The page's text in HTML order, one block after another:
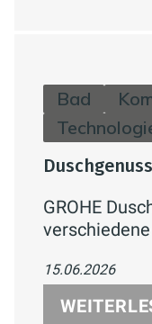
Bad
GROHE
120 mit
das
15.06.2026